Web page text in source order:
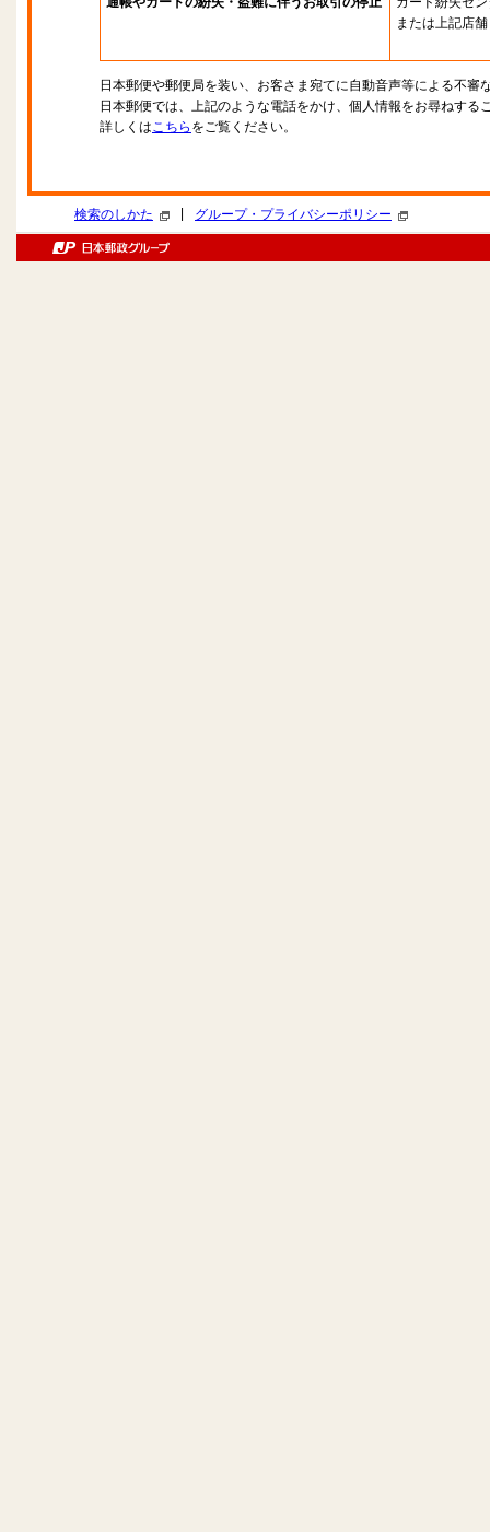
または上記店舗
日本郵便や郵便局を装い、お客さま宛てに自動音声等による不審
日本郵便では、上記のような電話をかけ、個人情報をお尋ねする
詳しくはこちら をご覧ください。
検索のしかた グループ・プライバシーポリシー